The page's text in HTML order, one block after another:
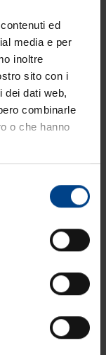
ed
media e per
inoltre
sito con i
dei dati web,
combinarle
o che hanno
mq a Napoli.